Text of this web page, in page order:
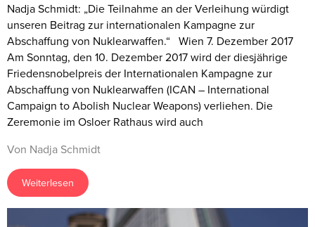
Nadja Schmidt: „Die Teilnahme an der Verleihung würdigt
unseren Beitrag zur internationalen Kampagne zur
Abschaffung von Nuklearwaffen.“ Wien 7. Dezember 2017
Am Sonntag, den 10. Dezember 2017 wird der diesjährige
Friedensnobelpreis der Internationalen Kampagne zur
Abschaffung von Nuklearwaffen (ICAN – International
Campaign to Abolish Nuclear Weapons) verliehen. Die
Zeremonie im Osloer Rathaus wird auch
Von Nadja Schmidt
Weiterlesen